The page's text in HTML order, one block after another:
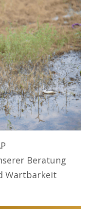
Beratung
Wartbarkeit